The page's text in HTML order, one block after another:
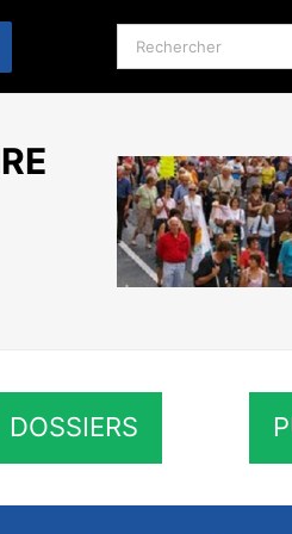
Rechercher:
DOSSIERS